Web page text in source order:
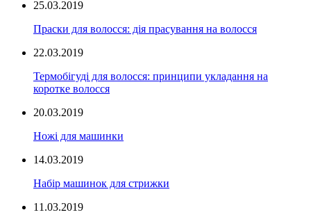
25.03.2019
Праски для волосся: дія прасування на волосся
22.03.2019
Термобігуді для волосся: принципи укладання на
коротке волосся
20.03.2019
Ножі для машинки
14.03.2019
Набір машинок для стрижки
11.03.2019